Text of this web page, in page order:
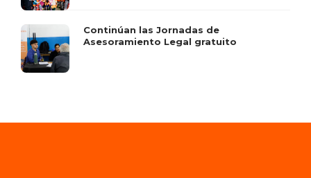
Continúan las Jornadas de
Asesoramiento Legal gratuito